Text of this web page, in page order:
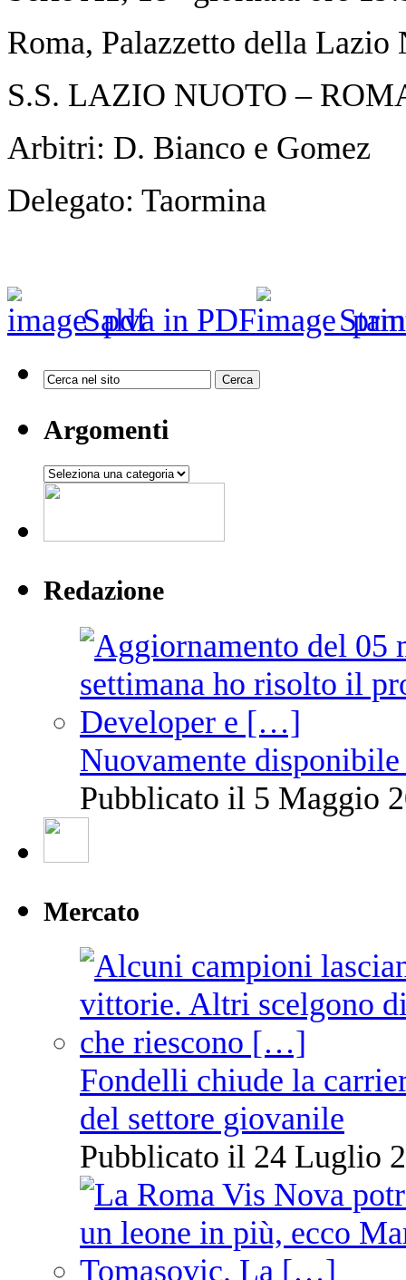
Roma, Palazzetto della Lazio
S.S. LAZIO NUOTO –
Arbitri: D. Bianco e Gomez
Delegato: Taormina
Salva in PDF
Argomenti
Argomenti
Redazione
Nuovamente
Pubblicato il 5 Maggio
Mercato
Fondelli chiude la
del settore giovanile
Pubblicato il 24 Luglio